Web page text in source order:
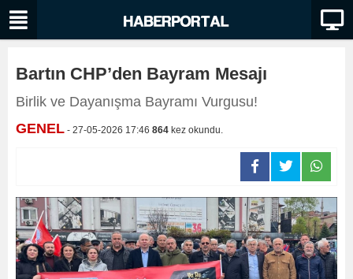
Bartın CHP’den Bayram Mesajı
Birlik ve Dayanışma Bayramı Vurgusu!
GENEL - 27-05-2026 17:46 864 kez okundu.